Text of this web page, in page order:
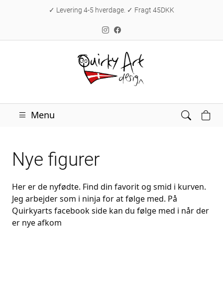
✓ Levering 4-5 hverdage. ✓ Fragt 45DKK
Menu
Nye figurer
Her er de nyfødte. Find din favorit og smid i kurven.
Jeg arbejder som i ninja for at følge med. På
Quirkyarts facebook side kan du følge med i når der
er nye afkom